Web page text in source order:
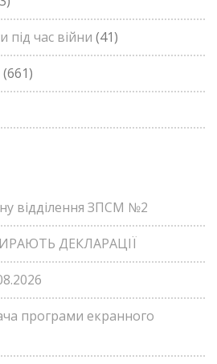
час війни (41)
(661)
відділення ЗПСМ №2
ДЕКЛАРАЦІЇ
програми екранного